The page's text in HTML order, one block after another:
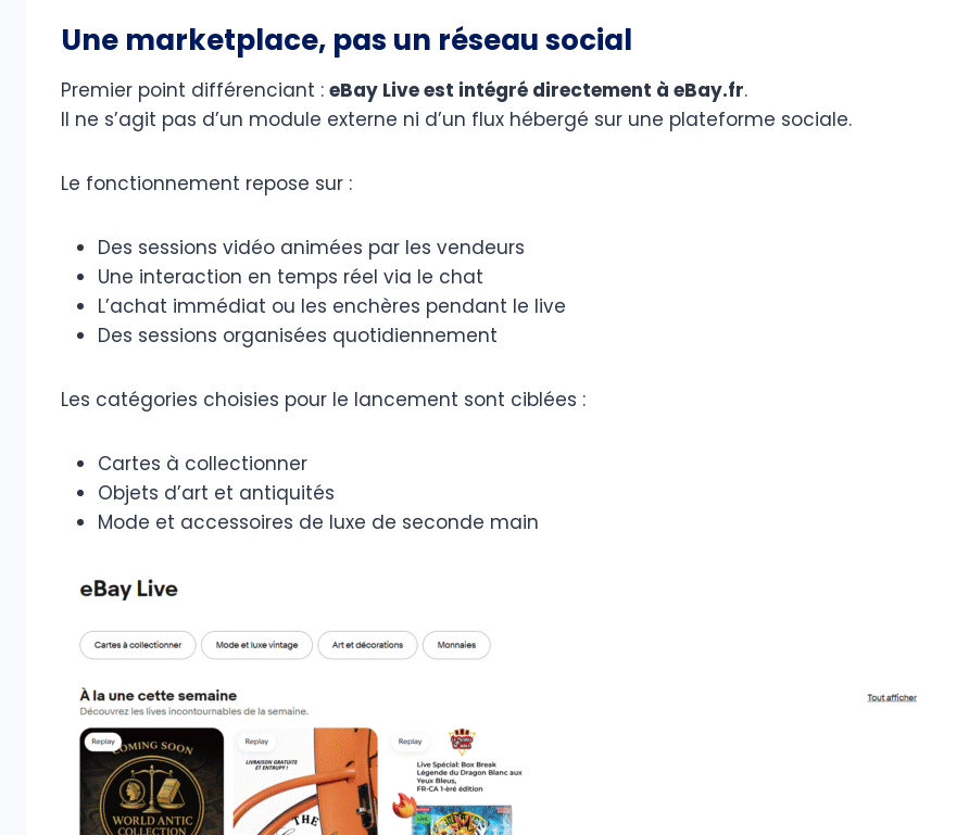
Une marketplace, pas un réseau social
Premier point différenciant : eBay Live est intégré directement à eBay.fr.
Il ne s’agit pas d’un module externe ni d’un flux hébergé sur une plateforme sociale.
Le fonctionnement repose sur :
Des sessions vidéo animées par les vendeurs
Une interaction en temps réel via le chat
L’achat immédiat ou les enchères pendant le live
Des sessions organisées quotidiennement
Les catégories choisies pour le lancement sont ciblées :
Cartes à collectionner
Objets d’art et antiquités
Mode et accessoires de luxe de seconde main